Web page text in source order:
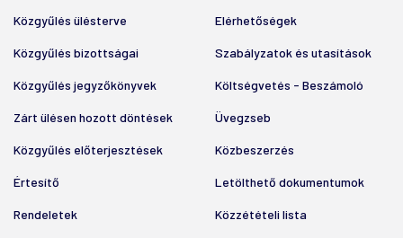
Közgyűlés ülésterve
Közgyűlés bizottságai
Közgyűlés jegyzőkönyvek
Zárt ülésen hozott döntések
Közgyűlés előterjesztések
Értesítő
Rendeletek
Elérhetőségek
Szabályzatok és utasítások
Költségvetés - Beszámoló
Üvegzseb
Közbeszerzés
Letölthető dokumentumok
Közzétételi lista